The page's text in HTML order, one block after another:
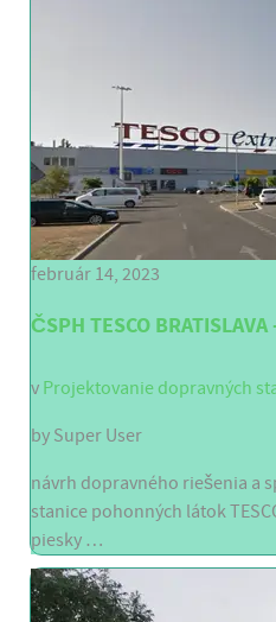
február 14, 2023
ČSPH TESCO
v Projektovanie dopravných
by Super User
návrh dopravného riešenia a
stanice pohonných látok
piesky …